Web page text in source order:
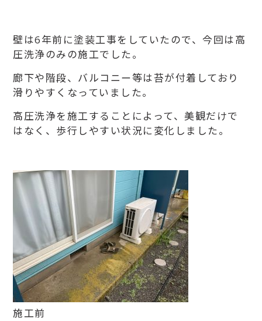
壁は6年前に塗装工事をしていたので、今回は高
圧洗浄のみの施工でした。
廊下や階段、バルコニー等は苔が付着しており
滑りやすくなっていました。
高圧洗浄を施工することによって、美観だけで
はなく、歩行しやすい状況に変化しました。
施工前